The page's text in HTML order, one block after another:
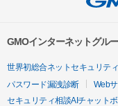
GMOインターネットグル
世界初総合ネットセキュリテ
パスワード漏洩診断
Web
セキュリティ相談AIチャットボ